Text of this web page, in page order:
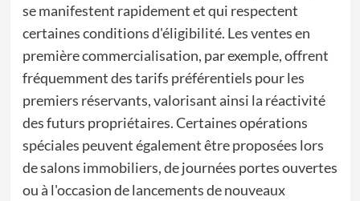
se manifestent rapidement et qui respectent
certaines conditions d'éligibilité. Les ventes en
première commercialisation, par exemple, offrent
fréquemment des tarifs préférentiels pour les
premiers réservants, valorisant ainsi la réactivité
des futurs propriétaires. Certaines opérations
spéciales peuvent également être proposées lors
de salons immobiliers, de journées portes ouvertes
ou à l'occasion de lancements de nouveaux